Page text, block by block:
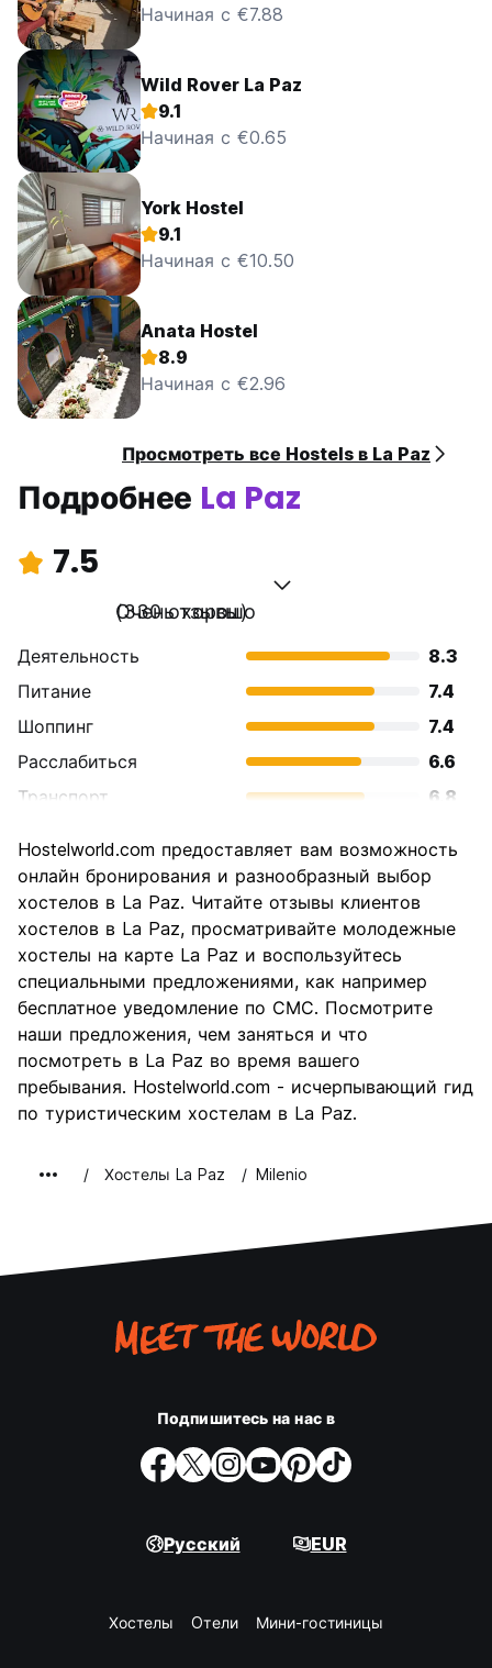
Начиная с €7.88
Wild Rover La Paz
9.1
Начиная с €0.65
York Hostel
9.1
Начиная с €10.50
Anata Hostel
8.9
Начиная с €2.96
Просмотреть все Hostels в La Paz
Подробнее La Paz
7.5
Очень хорошо
(330 отзывы)
Деятельность
8.3
Питание
7.4
Шоппинг
7.4
Расслабиться
6.6
Транспорт
6.8
достопримечательностей
7.7
Культура
Ночная жизнь
7.0
Соотношение цены и
качества
Hostelworld.com предоставляет вам возможность
онлайн бронирования и разнообразный выбор
хостелов в La Paz. Читайте отзывы клиентов
хостелов в La Paz, просматривайте молодежные
хостелы на карте La Paz и воспользуйтесь
специальными предложениями, как например
бесплатное уведомление по СМС. Посмотрите
наши предложения, чем заняться и что
посмотреть в La Paz во время вашего
пребывания. Hostelworld.com - исчерпывающий гид
по туристическим хостелам в La Paz.
Хостелы La Paz Milenio
Подпишитесь на нас в
Русский EUR
Хостелы Oтели Мини-гостиницы